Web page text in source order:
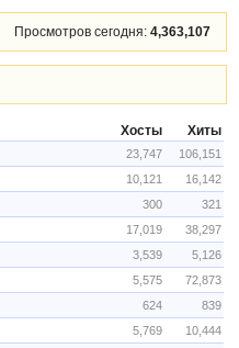
Просмотров сегодня: 4,363,107
Хосты Хиты
23,747 106,151
10,121 16,142
300 321
17,019 38,297
3,539 5,126
5,575 72,873
624 839
5,769 10,444